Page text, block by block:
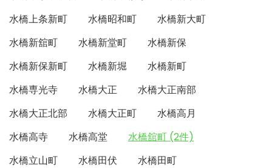
水橋上条新町
水橋昭和町
水橋新大町
水橋新舘町
水橋新堂町
水橋新保
水橋新保新町
水橋新堀
水橋新町
水橋専光寺
水橋大正
水橋大正南部
水橋大正北部
水橋大正町
水橋高月
水橋高寺
水橋高堂
水橋舘町 (2件)
水橋立山町
水橋田伏
水橋田町